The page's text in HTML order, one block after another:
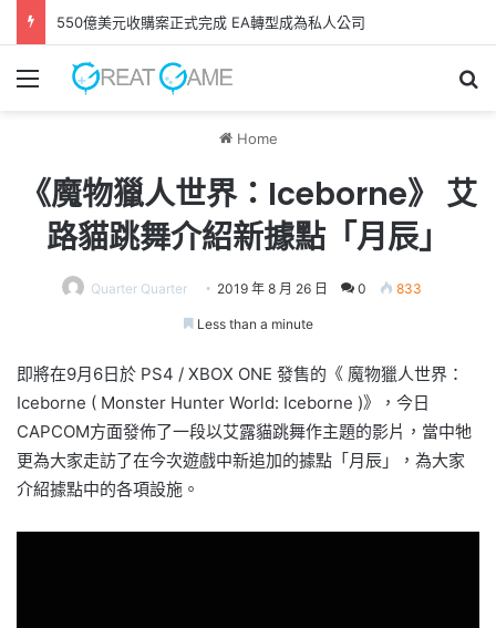
550億美元收購案正式完成 EA轉型成為私人公司
Menu
Home
《魔物獵人世界：Iceborne》 艾
路貓跳舞介紹新據點「月辰」
Quarter Quarter 2019 年 8 月 26 日 0 833
Less than a minute
即將在9月6日於 PS4 / XBOX ONE 發售的《 魔物獵人世界：
Iceborne ( Monster Hunter World: Iceborne )》，今日
CAPCOM方面發佈了一段以艾露貓跳舞作主題的影片，當中牠
更為大家走訪了在今次遊戲中新追加的據點「月辰」，為大家
介紹據點中的各項設施。